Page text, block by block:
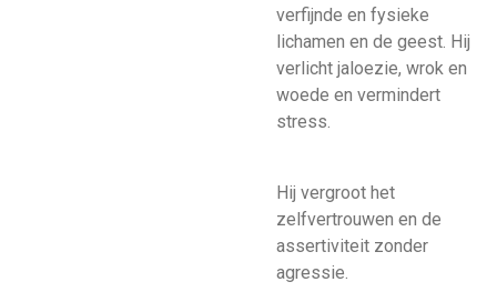
verfijnde en fysieke
lichamen en de geest. Hij
verlicht jaloezie, wrok en
woede en vermindert
stress.
Hij vergroot het
zelfvertrouwen en de
assertiviteit zonder
agressie.